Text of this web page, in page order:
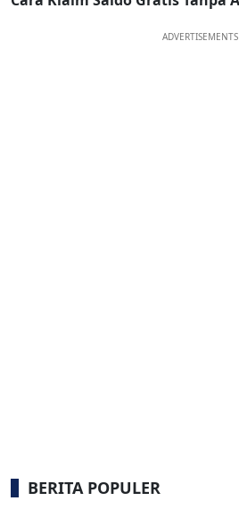
ADVERTISEMENTS
BERITA POPULER